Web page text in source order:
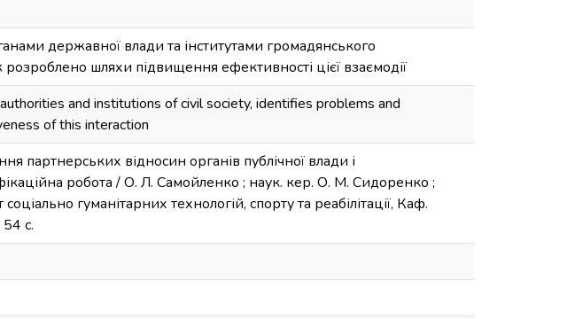
державної влади та інститутами громадянського
шляхи підвищення ефективності цієї взаємодії
and institutions of civil society, identifies problems and
of this interaction
партнерських відносин органів публічної влади і
робота / О. Л. Самойленко ; наук. кер. О. М. Сидоренко ;
гуманітарних технологій, спорту та реабілітації, Каф.
с.